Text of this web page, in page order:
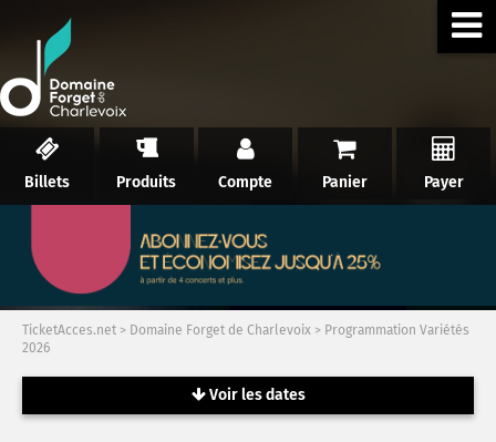
Billets Produits Compte Panier Payer
TicketAcces.net > Domaine Forget de Charlevoix > Programmation Variétés
2026
Voir les dates